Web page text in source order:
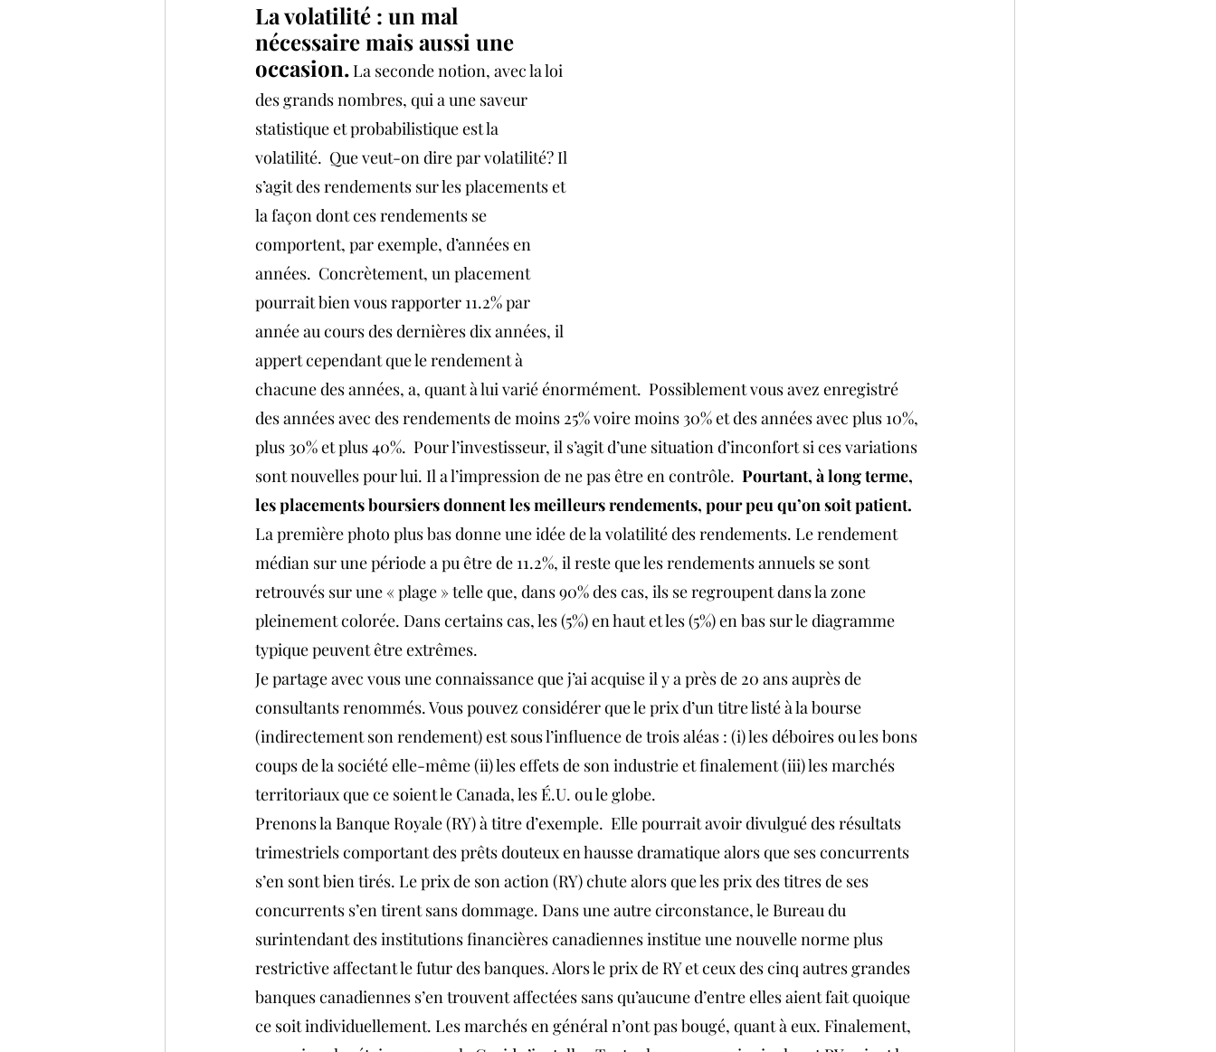
La volatilité : un mal
nécessaire mais aussi une
occasion. La seconde notion, avec la loi
des grands nombres, qui a une saveur
statistique et probabilistique est la
volatilité.  Que veut-on dire par volatilité? Il
s’agit des rendements sur les placements et
la façon dont ces rendements se
comportent, par exemple, d’années en
années.  Concrètement, un placement
pourrait bien vous rapporter 11.2% par
année au cours des dernières dix années, il
appert cependant que le rendement à
chacune des années, a, quant à lui varié énormément.  Possiblement vous avez enregistré
des années avec des rendements de moins 25% voire moins 30% et des années avec plus 10%,
plus 30% et plus 40%.  Pour l’investisseur, il s’agit d’une situation d’inconfort si ces variations
sont nouvelles pour lui. Il a l’impression de ne pas être en contrôle. Pourtant, à long terme,
les placements boursiers donnent les meilleurs rendements, pour peu qu’on soit patient.
La première photo plus bas donne une idée de la volatilité des rendements. Le rendement
médian sur une période a pu être de 11.2%, il reste que les rendements annuels se sont
retrouvés sur une « plage » telle que, dans 90% des cas, ils se regroupent dans la zone
pleinement colorée. Dans certains cas, les (5%) en haut et les (5%) en bas sur le diagramme
typique peuvent être extrêmes.
Je partage avec vous une connaissance que j’ai acquise il y a près de 20 ans auprès de
consultants renommés. Vous pouvez considérer que le prix d’un titre listé à la bourse
(indirectement son rendement) est sous l’influence de trois aléas : (i) les déboires ou les bons
coups de la société elle-même (ii) les effets de son industrie et finalement (iii) les marchés
territoriaux que ce soient le Canada, les É.U. ou le globe.
Prenons la Banque Royale (RY) à titre d’exemple.  Elle pourrait avoir divulgué des résultats
trimestriels comportant des prêts douteux en hausse dramatique alors que ses concurrents
s’en sont bien tirés. Le prix de son action (RY) chute alors que les prix des titres de ses
concurrents s’en tirent sans dommage. Dans une autre circonstance, le Bureau du
surintendant des institutions financières canadiennes institue une nouvelle norme plus
restrictive affectant le futur des banques. Alors le prix de RY et ceux des cinq autres grandes
banques canadiennes s’en trouvent affectées sans qu’aucune d’entre elles aient fait quoique
ce soit individuellement. Les marchés en général n’ont pas bougé, quant à eux. Finalement,